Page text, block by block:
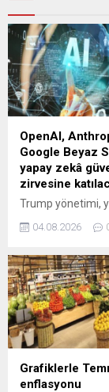
OpenAI,
Google Beyaz
yapay zekâ
zirvesine
Trump yönetimi,
güvenlik testlerine
üzere önde
şirketlerini Beyaz
bir araya getiriyor.
04.08.2026
Grafiklerle
enflasyonu